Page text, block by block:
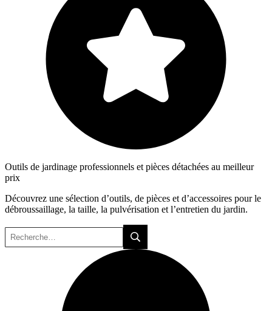
Outils de jardinage professionnels et pièces détachées au meilleur
prix
Découvrez une sélection d’outils, de pièces et d’accessoires pour le
débroussaillage, la taille, la pulvérisation et l’entretien du jardin.